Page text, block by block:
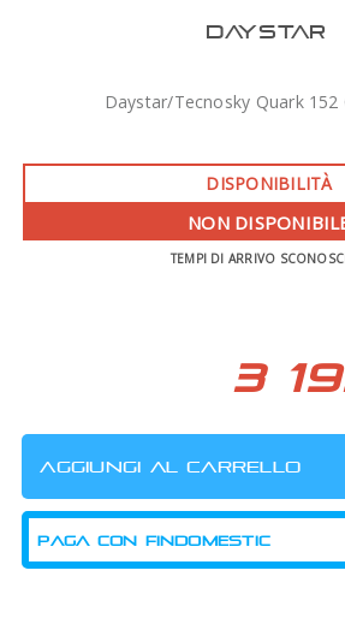
DAYSTAR
Daystar/Tecnosky Quark
DISPONIBILITÀ
NON
TEMPI DI ARRIVO
3
PAGA CON FINDOMESTIC